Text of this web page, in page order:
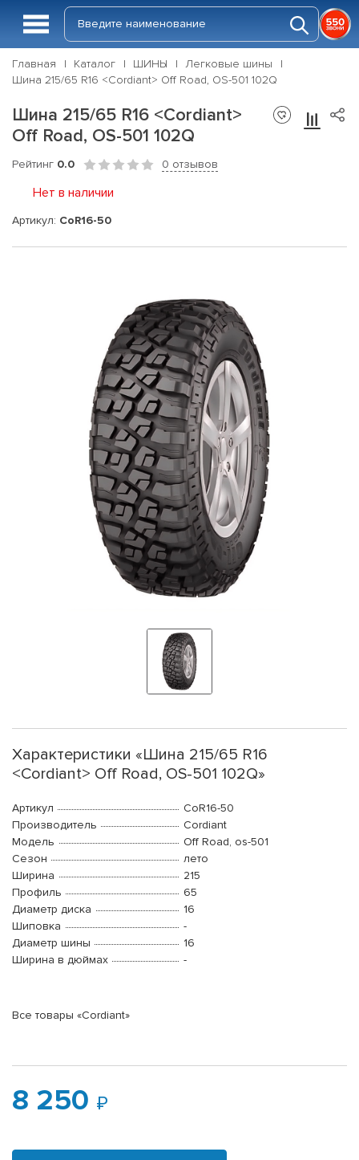
Главная Каталог ШИНЫ
Легковые шины
Шина 215/65 R16 <Cordiant> Off Road, OS-501 102Q
Шина 215/65 R16 <Cordiant>
Off Road, OS-501 102Q
Рейтинг 0.0 0 отзывов
Нет в наличии
Артикул: CoR16-50
Характеристики «Шина 215/65 R16
<Cordiant> Off Road, OS-501 102Q»
Артикул
CoR16-50
Производитель
Cordiant
Модель
Off Road, os-501
Сезон
лето
Ширина
215
Профиль
65
Диаметр диска
16
Шиповка
-
Диаметр шины
16
Ширина в дюймах
-
Все товары «Cordiant»
8 250